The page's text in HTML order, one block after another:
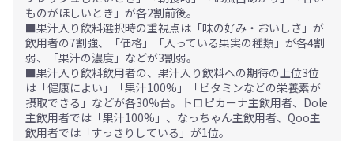
ものがほしいとき」が各2割前後。
■果汁入り飲料選択時の重視点は「味の好み・おいしさ」が
飲用者の7割強、「価格」「入っている果実の種類」が各4割
弱、「果汁の濃度」などが3割弱。
■果汁入り飲料飲用者の、果汁入り飲料への期待の上位3位
は「健康によい」「果汁100%」「ビタミンなどの栄養素が
摂取できる」などが各30%台。トロピカーナ主飲用者、Dole
主飲用者では「果汁100%」、なっちゃん主飲用者、Qoo主
飲用者では「すっきりしている」が1位。